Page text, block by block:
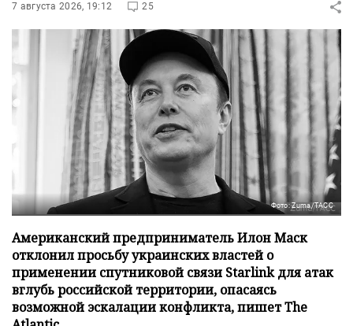
7 августа 2026, 19:12 25
Фото: Zuma/ТАСС
Американский предприниматель Илон Маск
отклонил просьбу украинских властей о
применении спутниковой связи Starlink для атак
вглубь российской территории, опасаясь
возможной эскалации конфликта, пишет The